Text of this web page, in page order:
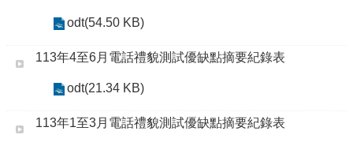
odt(54.50 KB)
113年4至6月電話禮貌測試優缺點摘要紀錄表
odt(21.34 KB)
113年1至3月電話禮貌測試優缺點摘要紀錄表